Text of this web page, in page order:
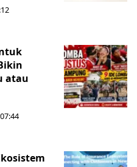
atau